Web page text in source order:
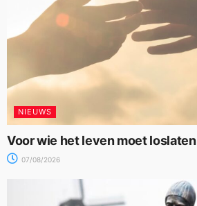
NIEUWS
Voor wie het leven moet loslaten
07/08/2026